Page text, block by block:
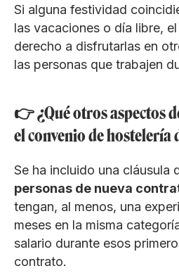
Si alguna festividad
las vacaciones o día libre,
derecho a disfrutarlas en
las personas que trabajen
👉 ¿Qué otros aspectos
el convenio de hostelería
Se ha incluido una cláusula
personas de nueva
tengan, al menos, una
meses en la misma
salario durante esos
contrato.